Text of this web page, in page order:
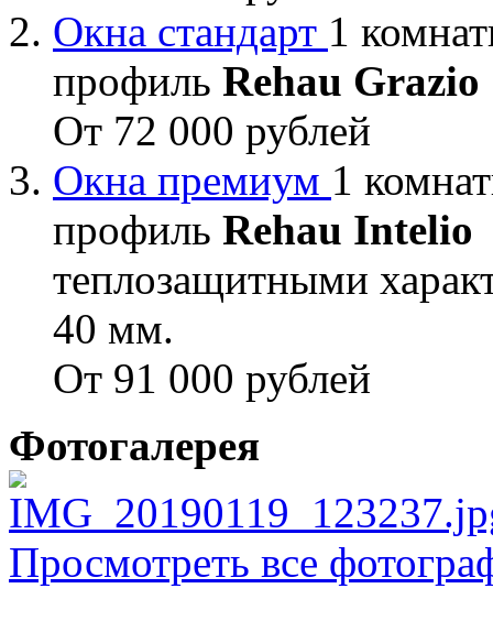
Окна стандарт 1
профиль Rehau Grazio
От 72 000 рублей
Окна премиум 1
профиль Rehau Intelio
теплозащитными
40 мм.
От 91 000 рублей
Фотогалерея
Просмотреть все